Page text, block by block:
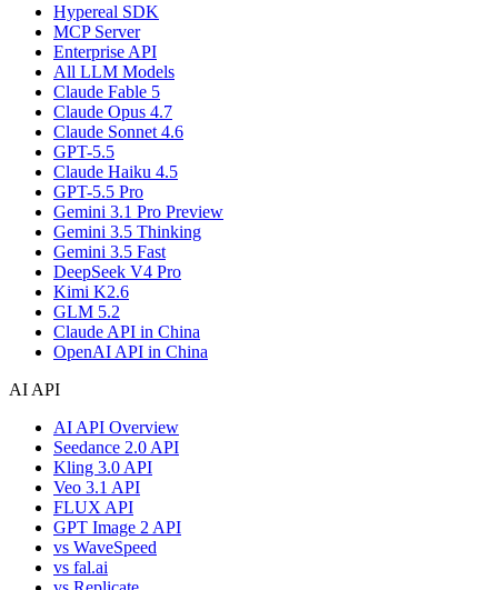
Hypereal SDK
MCP Server
Enterprise API
All LLM Models
Claude Fable 5
Claude Opus 4.7
Claude Sonnet 4.6
GPT-5.5
Claude Haiku 4.5
GPT-5.5 Pro
Gemini 3.1 Pro Preview
Gemini 3.5 Thinking
Gemini 3.5 Fast
DeepSeek V4 Pro
Kimi K2.6
GLM 5.2
Claude API in China
OpenAI API in China
AI API
AI API Overview
Seedance 2.0 API
Kling 3.0 API
Veo 3.1 API
FLUX API
GPT Image 2 API
vs WaveSpeed
vs fal.ai